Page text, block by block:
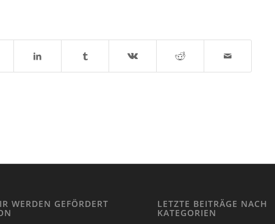
WERDEN GEFÖRDERT LETZTE BEITRÄGE NACH
KATEGORIEN